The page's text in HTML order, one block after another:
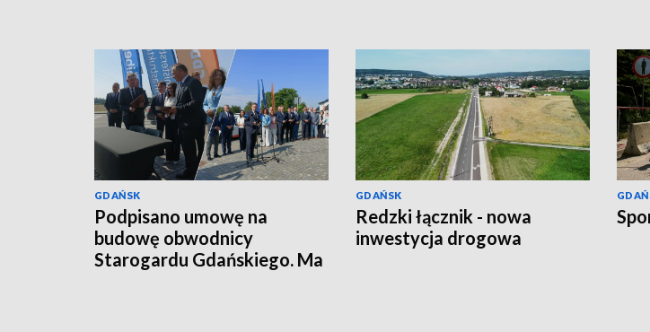
GDAŃSK
Podpisano umowę na
budowę obwodnicy
Starogardu Gdańskiego. Ma
GDAŃSK
Redzki łącznik - nowa
inwestycja drogowa